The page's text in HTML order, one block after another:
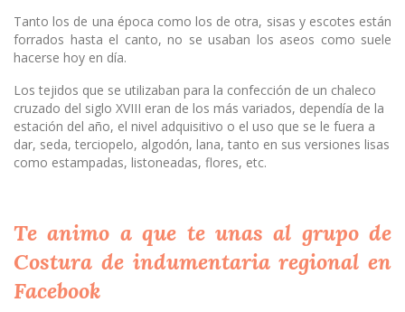
Tanto los de una época como los de otra, sisas y escotes están
forrados hasta el canto, no se usaban los aseos como suele
hacerse hoy en día.
Los tejidos que se utilizaban para la confección de un chaleco
cruzado del siglo XVIII eran de los más variados, dependía de la
estación del año, el nivel adquisitivo o el uso que se le fuera a
dar, seda, terciopelo, algodón, lana, tanto en sus versiones lisas
como estampadas, listoneadas, flores, etc.
Te animo a que te unas al grupo de
Costura de indumentaria regional en
Facebook